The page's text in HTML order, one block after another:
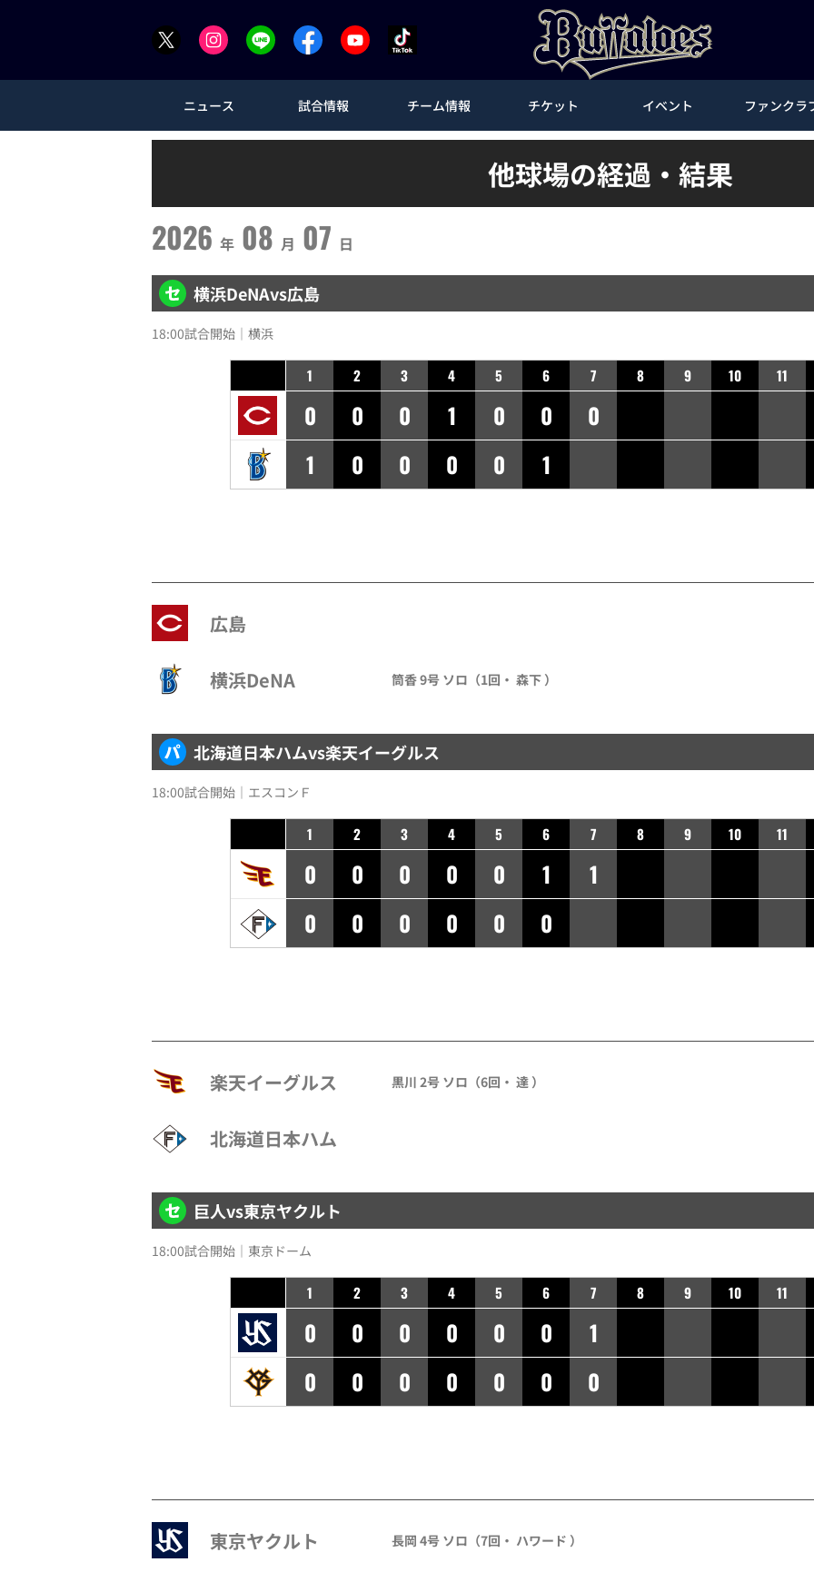
ニュース 試合情報 チーム情報 チケット イベント ファンクラ
他球場の経過・結果
2026 年 08 月 07 日
横浜DeNAvs広島
18:00試合開始｜横浜
1 2 3 4 5 6 7 8 9 10 11
0 0 0 1 0 0
0
1
0 0 0 0 1
広島
横浜DeNA 筒香 9号 ソロ（1回・ 森下 ）
北海道日本ハムvs楽天イーグルス
18:00試合開始｜エスコンＦ
1 2 3 4 5 6 7 8 9 10 11
0 0 0 0 0 1
1
0
0 0 0 0 0
楽天イーグルス 黒川 2号 ソロ（6回・ 達 ）
北海道日本ハム
巨人vs東京ヤクルト
18:00試合開始｜東京ドーム
1 2 3 4 5 6 7 8 9 10 11
0 0 0 0 0 0
1
0
0 0 0 0 0 0
東京ヤクルト 長岡 4号 ソロ（7回・ ハワード ）